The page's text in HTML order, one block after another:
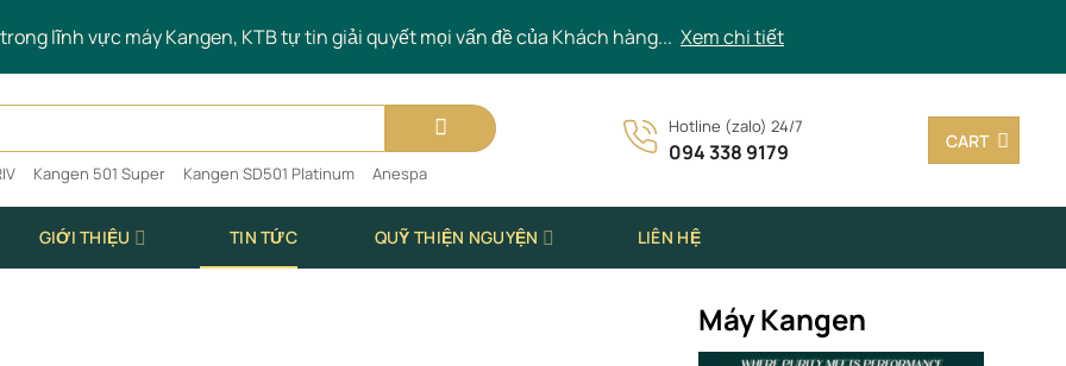
lĩnh vực máy Kangen, KTB tự tin giải quyết mọi vấn đề của Khách hàng... Xem chi tiết
Kangen 501 Super Kangen SD501 Platinum Anespa
Hotline (zalo) 24/7
094 338 9179 CART
GIỚI THIỆU TIN TỨC QUỸ THIỆN NGUYỆN LIÊN HỆ
Máy Kangen